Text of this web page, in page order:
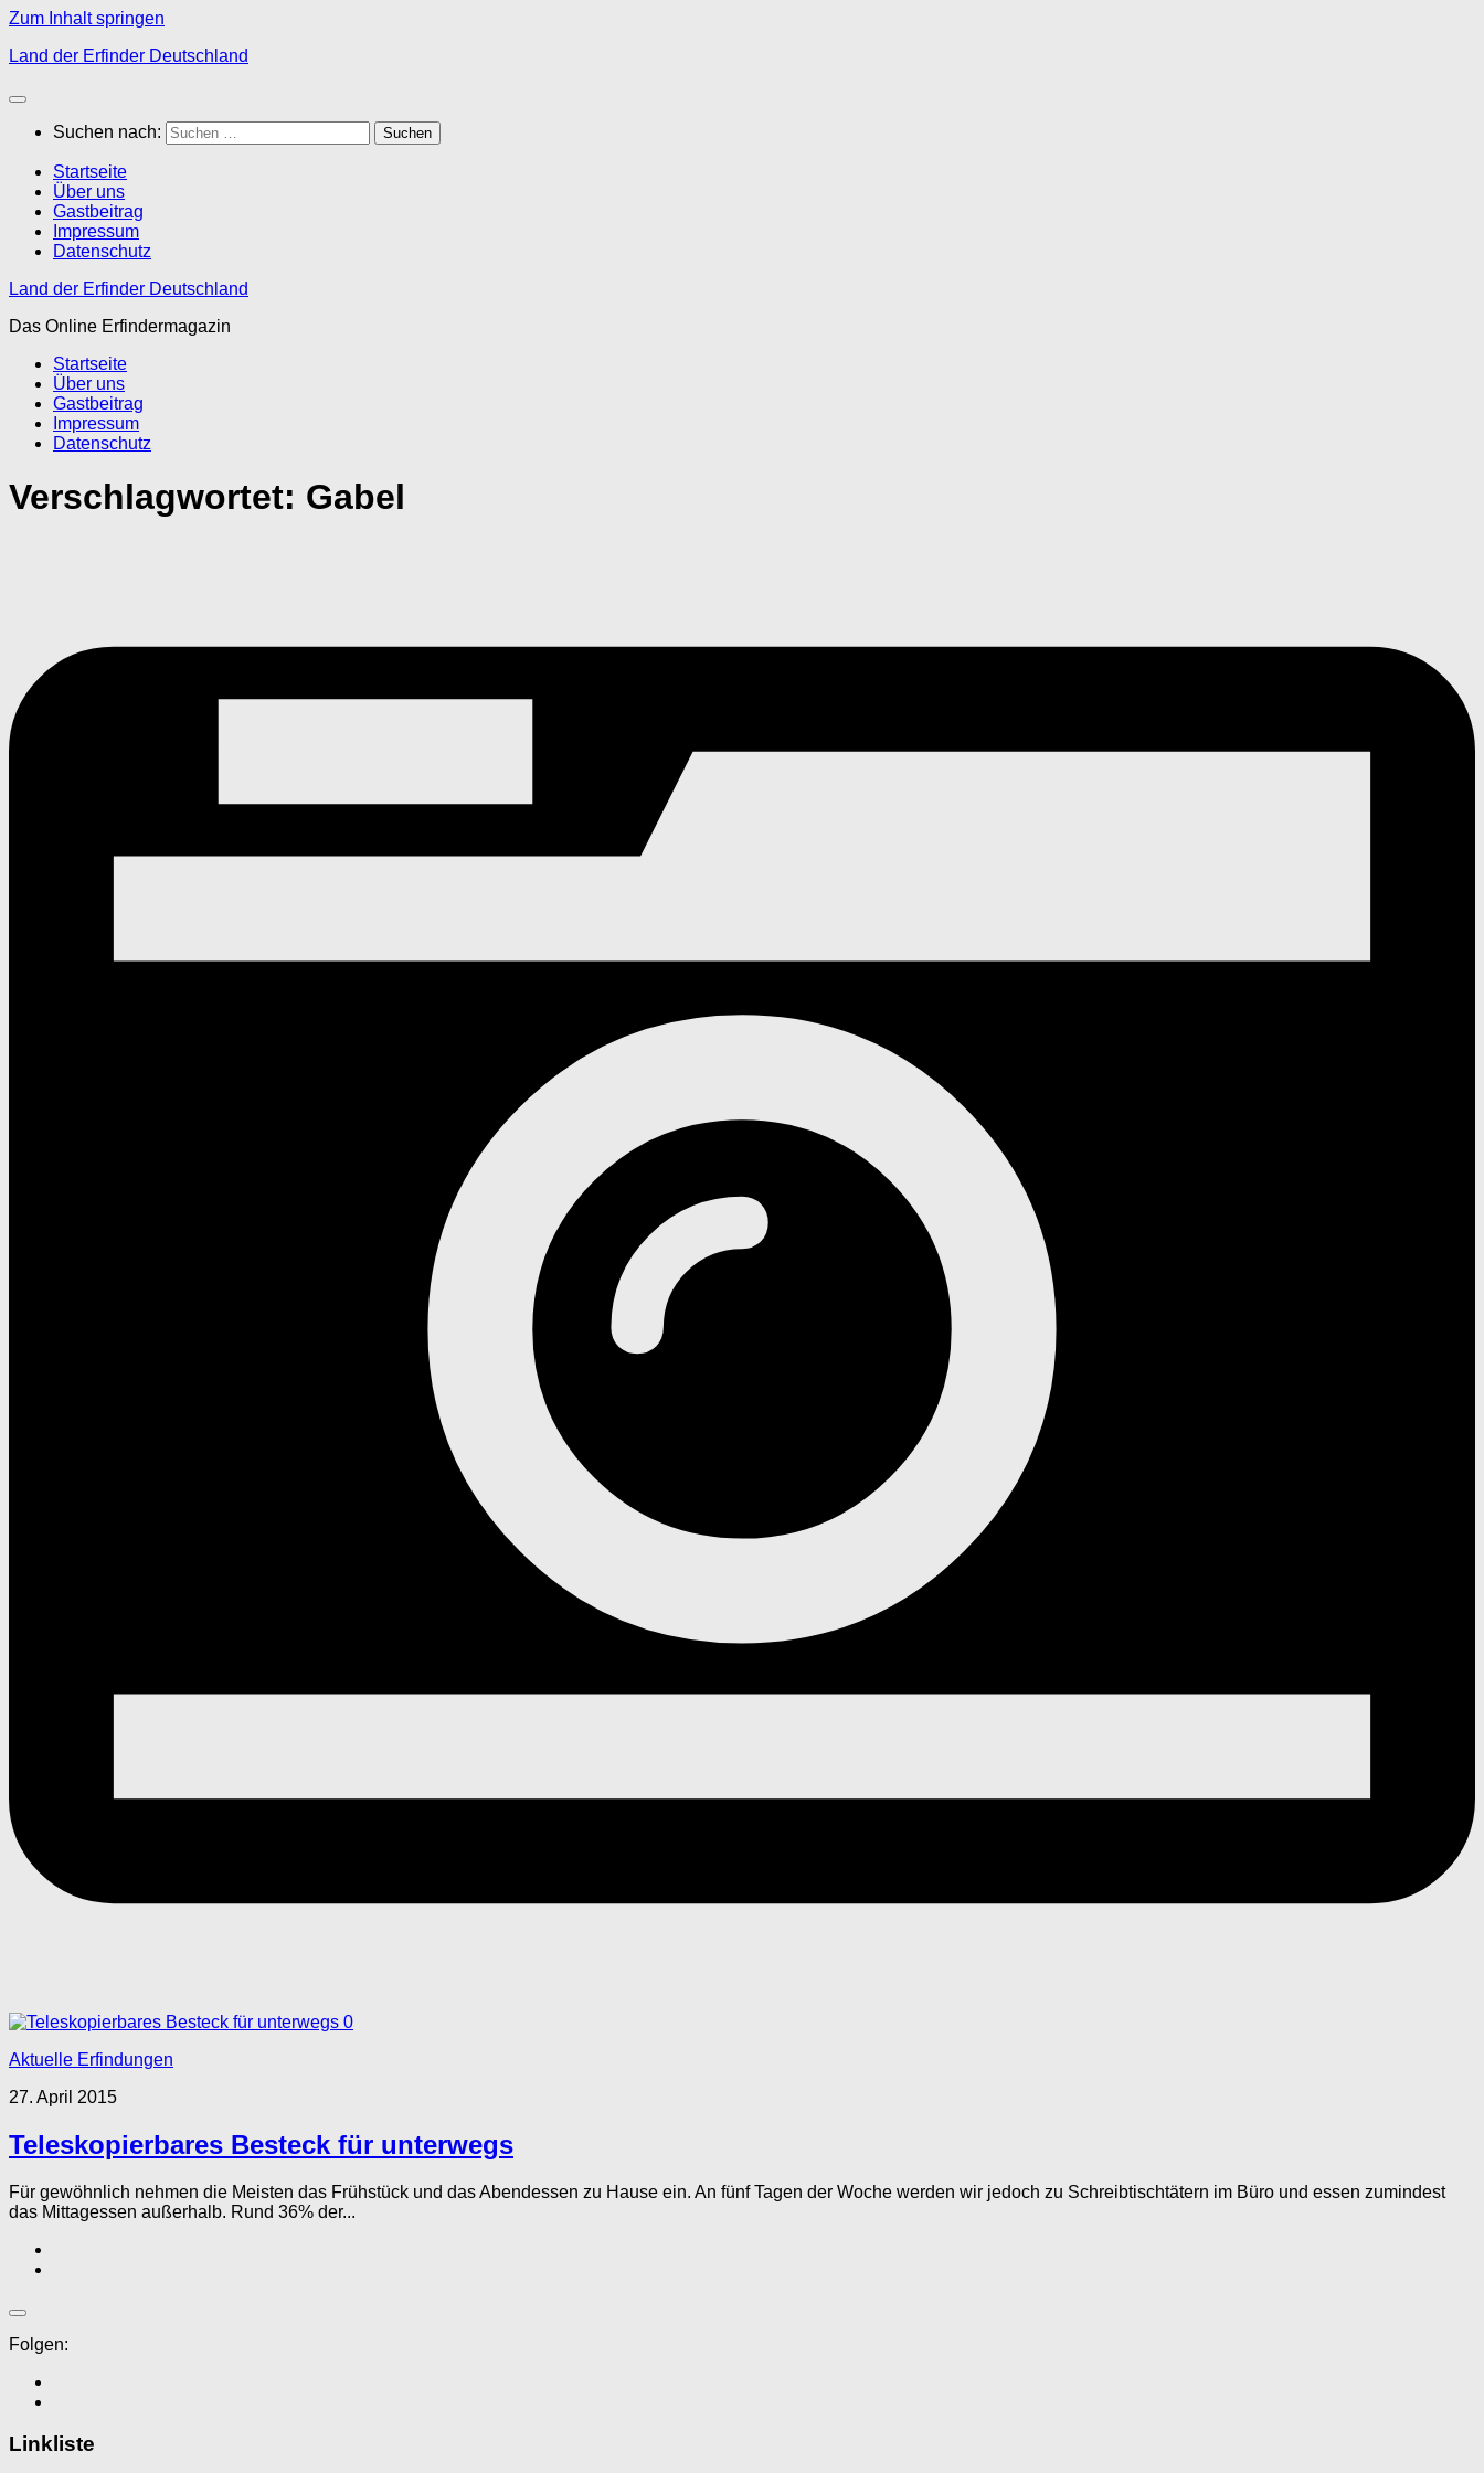
Zum Inhalt springen
Land der Erfinder Deutschland
Suchen nach:
Startseite
Über uns
Gastbeitrag
Impressum
Datenschutz
Land der Erfinder Deutschland
Das Online Erfindermagazin
Startseite
Über uns
Gastbeitrag
Impressum
Datenschutz
Verschlagwortet: Gabel
0
Aktuelle Erfindungen
27. April 2015
Teleskopierbares Besteck für unterwegs
Für gewöhnlich nehmen die Meisten das Frühstück und das Abendessen zu Hause ein. An fünf Tagen der Woche werden wir jedoch zu Schreibtischtätern im Büro und essen zumindest
das Mittagessen außerhalb. Rund 36% der...
Folgen:
Linkliste